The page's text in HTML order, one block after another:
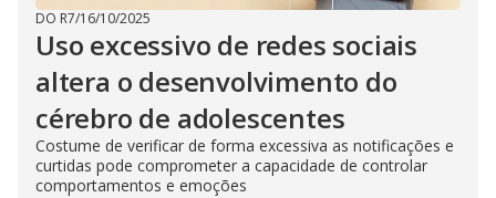
DO R7/16/10/2025
Uso excessivo de redes sociais
altera o desenvolvimento do
cérebro de adolescentes
Costume de verificar de forma excessiva as notificações e
curtidas pode comprometer a capacidade de controlar
comportamentos e emoções